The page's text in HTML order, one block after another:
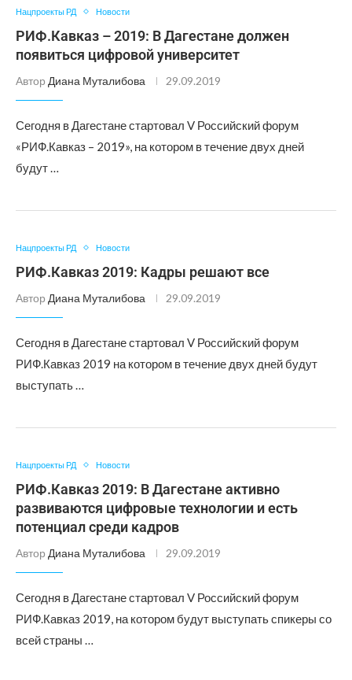
Нацпроекты РД Новости
РИФ.Кавказ – 2019: В Дагестане должен
появиться цифровой университет
Автор Диана Муталибова 29.09.2019
Сегодня в Дагестане стартовал V Российский форум
«РИФ.Кавказ – 2019», на котором в течение двух дней
будут …
Нацпроекты РД Новости
РИФ.Кавказ 2019: Кадры решают все
Автор Диана Муталибова 29.09.2019
Сегодня в Дагестане стартовал V Российский форум
РИФ.Кавказ 2019 на котором в течение двух дней будут
выступать …
Нацпроекты РД Новости
РИФ.Кавказ 2019: В Дагестане активно
развиваются цифровые технологии и есть
потенциал среди кадров
Автор Диана Муталибова 29.09.2019
Сегодня в Дагестане стартовал V Российский форум
РИФ.Кавказ 2019, на котором будут выступать спикеры со
всей страны …